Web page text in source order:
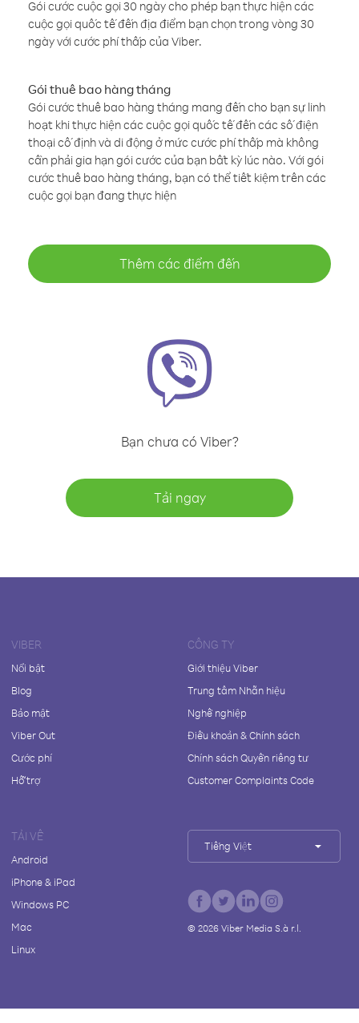
Gói cước cuộc gọi 30 ngày cho phép bạn thực hiện các
cuộc gọi quốc tế đến địa điểm bạn chọn trong vòng 30
ngày với cước phí thấp của Viber.
Gói thuê bao hàng tháng
Gói cước thuê bao hàng tháng mang đến cho bạn sự linh
hoạt khi thực hiện các cuộc gọi quốc tế đến các số điện
thoại cố định và di động ở mức cước phí thấp mà không
cần phải gia hạn gói cước của bạn bất kỳ lúc nào. Với gói
cước thuê bao hàng tháng, bạn có thể tiết kiệm trên các
cuộc gọi bạn đang thực hiện
Thêm các điểm đến
Bạn chưa có Viber?
Tải ngay
VIBER
Nổi bật
Blog
Bảo mật
Viber Out
Cước phí
Hỗ trợ
CÔNG TY
Giới thiệu Viber
Trung tâm Nhãn hiệu
Nghề nghiệp
Điều khoản & Chính sách
Chính sách Quyền riêng tư
Customer Complaints Code
TẢI VỀ
Android
iPhone & iPad
Windows PC
Mac
Linux
Tiếng Việt
© 2026Viber Media S.à r.l.